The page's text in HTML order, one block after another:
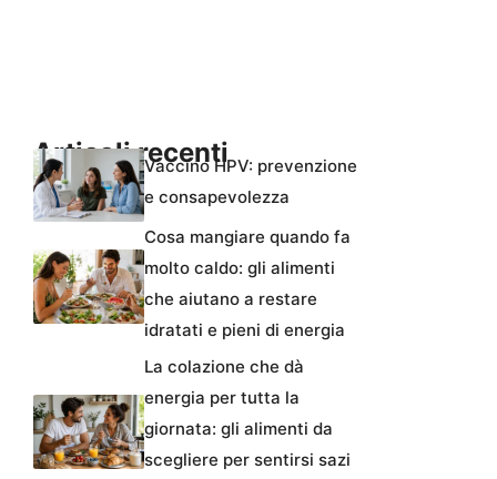
Articoli recentiVaccino HPV: prevenzione
e consapevolezza
Cosa mangiare quando fa
molto caldo: gli alimenti
che aiutano a restare
idratati e pieni di energia
La colazione che dà
energia per tutta la
giornata: gli alimenti da
scegliere per sentirsi sazi